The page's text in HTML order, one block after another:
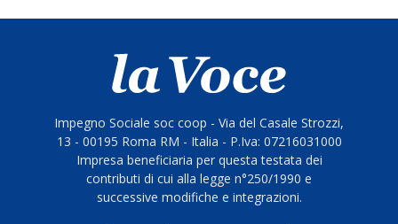
Impegno Sociale soc coop - Via del Casale Strozzi,
13 - 00195 Roma RM - Italia - P.Iva: 07216031000
Impresa beneficiaria per questa testata dei
contributi di cui alla legge n°250/1990 e
successive modifiche e integrazioni.